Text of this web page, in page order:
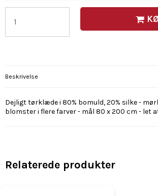
Beskrivelse
Dejligt tørklæde i 80% bomuld, 20% silke -
blomster i flere farver - mål 80 x 200 cm - let
Relaterede produkter